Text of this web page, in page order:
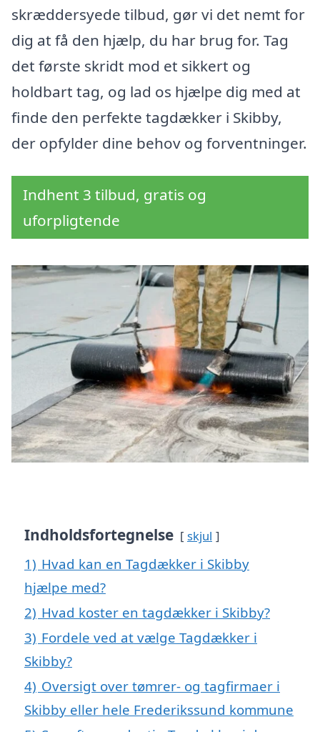
skræddersyede tilbud, gør vi det nemt for
dig at få den hjælp, du har brug for. Tag
det første skridt mod et sikkert og
holdbart tag, og lad os hjælpe dig med at
finde den perfekte tagdækker i Skibby,
der opfylder dine behov og forventninger.
Indhent 3 tilbud, gratis og
uforpligtende
Indholdsfortegnelse skjul
1) Hvad kan en Tagdækker i Skibby
hjælpe med?
2) Hvad koster en tagdækker i Skibby?
3) Fordele ved at vælge Tagdækker i
Skibby?
4) Oversigt over tømrer- og tagfirmaer i
Skibby eller hele Frederikssund kommune